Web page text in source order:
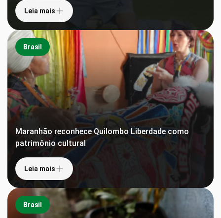
Leia mais
Brasil
Maranhão reconhece Quilombo Liberdade como
patrimônio cultural
Leia mais
Brasil